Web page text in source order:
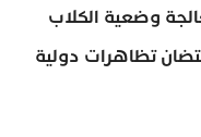
وضعية الكلاب
تظاهرات دولية